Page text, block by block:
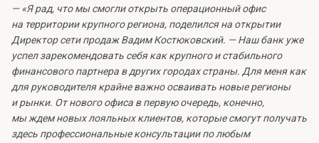
— «Я рад, что мы смогли открыть операционный офис
на территории крупного региона, поделился на открытии
Директор сети продаж Вадим Костюковский. — Наш банк уже
успел зарекомендовать себя как крупного и стабильного
финансового партнера в других городах страны. Для меня как
для руководителя крайне важно осваивать новые регионы
и рынки. От нового офиса в первую очередь, конечно,
мы ждем новых лояльных клиентов, которые смогут получать
здесь профессиональные консультации по любым